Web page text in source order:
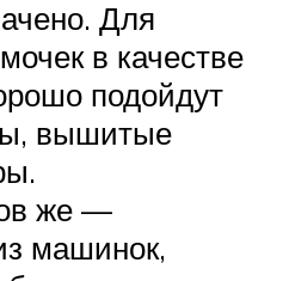
Для
в качестве
подойдут
вышитые
же —
машинок,